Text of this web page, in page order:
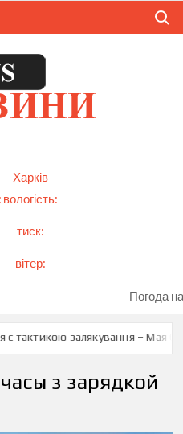
Харків
вологість:
тиск:
вітер:
Погода
тактикою залякування – Мая
з зарядкой